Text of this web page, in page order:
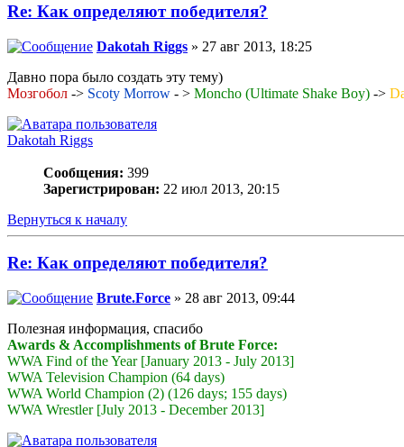
Re: Как определяют победителя?
Dakotah Riggs » 27 авг 2013, 18:25
Давно пора было создать эту тему)
Мозгобол -> Scoty Morrow - > Moncho (Ultimate Shake Boy) ->
Dakotah Riggs
Сообщения: 399
Зарегистрирован: 22 июл 2013, 20:15
Вернуться к началу
Re: Как определяют победителя?
Brute.Force » 28 авг 2013, 09:44
Полезная информация, спасибо
Awards & Accomplishments of Brute Force:
WWA Find of the Year [January 2013 - July 2013]
WWA Television Champion (64 days)
WWA World Champion (2) (126 days; 155 days)
WWA Wrestler [July 2013 - December 2013]